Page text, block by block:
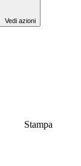
Vedi azioni
Stampa